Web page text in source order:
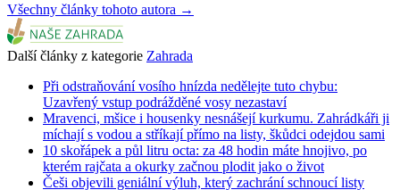
Všechny články tohoto autora →
Další články z kategorie Zahrada
Při odstraňování vosího hnízda nedělejte tuto chybu:
Uzavřený vstup podrážděné vosy nezastaví
Mravenci, mšice i housenky nesnášejí kurkumu. Zahrádkáři ji
míchají s vodou a stříkají přímo na listy, škůdci odejdou sami
10 skořápek a půl litru octa: za 48 hodin máte hnojivo, po
kterém rajčata a okurky začnou plodit jako o život
Češi objevili geniální výluh, který zachrání schnoucí listy